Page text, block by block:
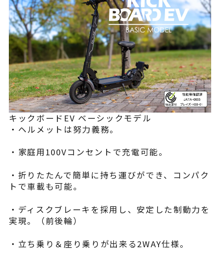
キックボードEV ベーシックモデル
・ヘルメットは努力義務。
・家庭用100Vコンセントで充電可能。
・折りたたんで簡単に持ち運びができ、コンパク
トで車載も可能。
・ディスクブレーキを採用し、安定した制動力を
実現。（前後輪）
・立ち乗り＆座り乗りが出来る2WAY仕様。